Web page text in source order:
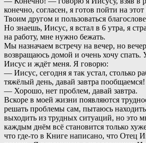
конечно, согласен, я готов пойти на
Твоим другом и пользоваться
Но знаешь, Иисус, я встал в 6 утра, я
на работу, мне нужно бежать.
Мы назначаем встречу на вечер, но
возвращаюсь домой и очень хочу спать.
Иисус и ждёт меня. Я говорю:
— Иисус, сегодня я так устал, столько
тяжёлый день, давай завтра пообщаемся!
— Хорошо, нет проблем, давай завтра.
Вскоре в моей жизни появляются
решать проблемы сам, пытаюсь
выходить из трудных ситуаций, но это
каждым днём всё становится только
что где-то в Книге написано, что Отец